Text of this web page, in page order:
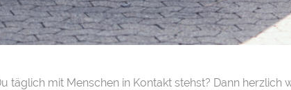
täglich mit Menschen in Kontakt stehst? Dann herzlich